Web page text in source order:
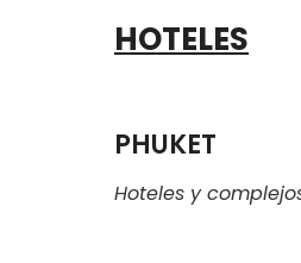
HOTELES
PHUKET
Hoteles y